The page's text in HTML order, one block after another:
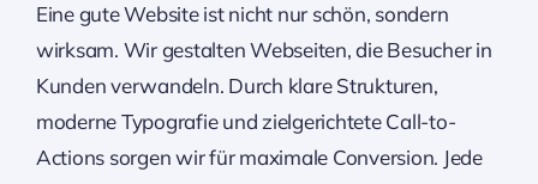
Eine gute Website ist nicht nur schön, sondern
wirksam. Wir gestalten Webseiten, die Besucher in
Kunden verwandeln. Durch klare Strukturen,
moderne Typografie und zielgerichtete Call-to-
Actions sorgen wir für maximale Conversion. Jede